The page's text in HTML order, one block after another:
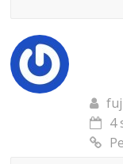
4